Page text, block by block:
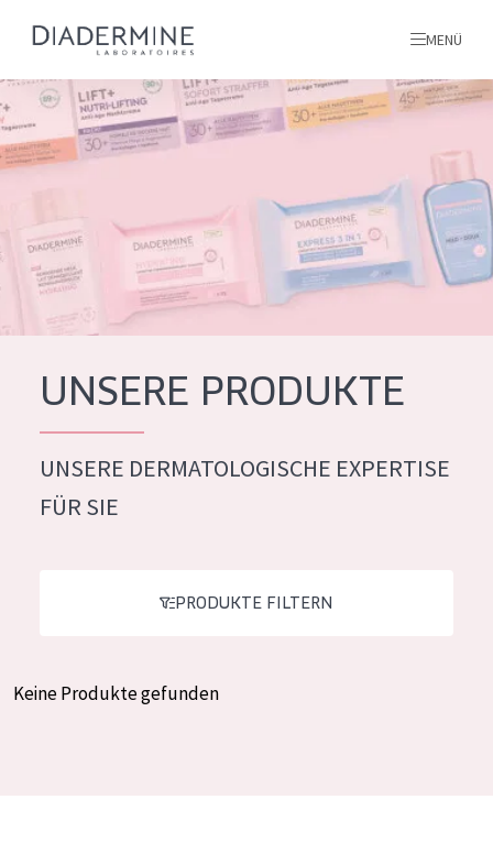
PRODUKTTYP
Feuchtigkeit und Ausstrahlung
Hautregeneration
PRODUKTTYP
ALLE PRODUKTE
Alle produkte
MENÜ
inhaltsstoffe
Über uns
Inspiration
Kontakt
French
UNSERE PRODUKTE
UNSERE DERMATOLOGISCHE EXPERTISE
FÜR SIE
PRODUKTE FILTERN
Keine Produkte gefunden